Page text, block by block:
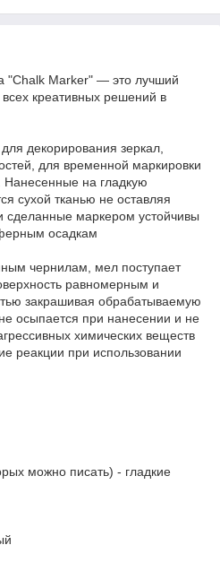
"Chalk Marker" — это лучший
креативных решений в
декорирования зеркал,
для временной маркировки
Нанесенные на гладкую
сухой тканью не оставляя
сделанные маркером устойчивы
осадкам
чернилам, мел поступает
равномерным и
закрашивая обрабатываемую
осыпается при нанесении и не
химических веществ
реакции при использовании
можно писать) - гладкие